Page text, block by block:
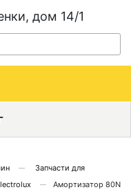
дом 14/1
Запчасти для
Амортизатор 80N